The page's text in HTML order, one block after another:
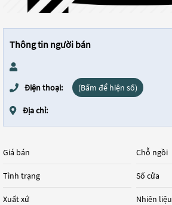
Thông tin người bán
Điện thoại: (Bấm để hiện số)
Địa chỉ:
Giá bán
Tình trạng
Xuất xứ
Chỗ ngồi
Số cửa
Nhiên liệu